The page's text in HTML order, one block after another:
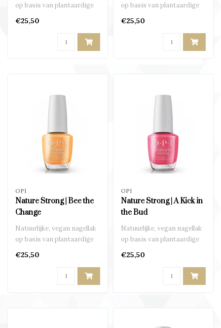
op basis van plantaardige
€25,50
op basis van plantaardige
€25,50
OPI
Nature Strong | Bee the
Change
Natuurlijke, vegan nagellak
op basis van plantaardige
€25,50
OPI
Nature Strong | A Kick in
the Bud
Natuurlijke, vegan nagellak
op basis van plantaardige
€25,50